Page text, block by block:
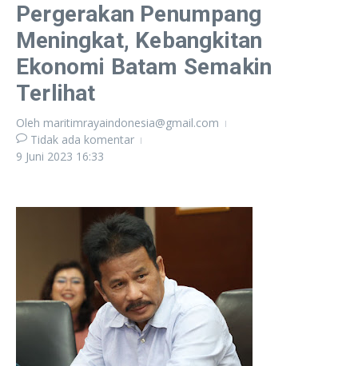
Pergerakan Penumpang
Meningkat, Kebangkitan
Ekonomi Batam Semakin
Terlihat
Oleh maritimrayaindonesia@gmail.com
Tidak ada komentar
9 Juni 2023 16:33